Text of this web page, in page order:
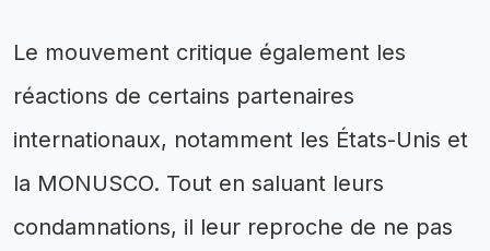
Le mouvement critique également les
réactions de certains partenaires
internationaux, notamment les États-Unis et
la MONUSCO. Tout en saluant leurs
condamnations, il leur reproche de ne pas